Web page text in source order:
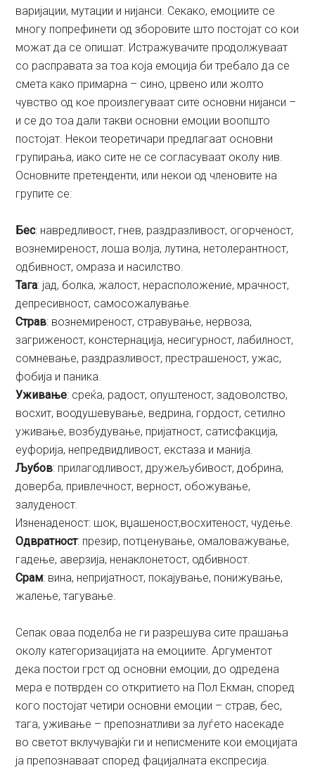
варијации, мутации и ниjанси. Секако, емоциите се
многу попрефинети од зборовите што постојат со кои
можат да се опишат. Истражувачите продолжуваат
со расправата за тоа која емоција би требало да се
смета како примарна – сино, црвено или жолто
чувство од кое произлегуваат сите основни нијанси –
и се до тоа дали такви основни емоции воопшто
постојат. Некои теоретичари предлагаат основни
групирања, иако сите не се согласуваат околу нив.
Основните претенденти, или некои од членовите на
групите се:
Бес: навредливост, гнев, раздразливост, огорченост,
вознемиреност, лоша волја, лутина, нетолерантност,
одбивност, омраза и насилство.
Тага: јад, болка, жалост, нерасположение, мрачност,
депресивност, самосожалување.
Страв: вознемиреност, стравување, нервоза,
загриженост, констернација, несигурност, лабилност,
сомневање, раздразливост, престрашеност, ужас,
фобија и паника.
Уживање: среќа, радост, опуштеност, задоволство,
восхит, воодушевување, ведрина, гордост, сетилно
уживање, возбудување, пријатност, сатисфакција,
еуфорија, непредвидливост, екстаза и манија.
Љубов: прилагодливост, дружељубивост, добрина,
доверба, привлечност, верност, обожување,
залуденост.
Изненаденост: шок, вџашеност,восхитеност, чудење.
Одвратност: презир, потценување, омаловажување,
гадење, аверзија, ненаклонетост, одбивност.
Срам: вина, непријатност, покајување, понижување,
жалење, тагување.
Сепак оваа поделба не ги разрешува сите прашања
околу категоризацијата на емоциите. Аргументот
дека постои грст од основни емоции, до одредена
мера е потврден со откритието на Пол Екман, според
кого постојат четири основни емоции – страв, бес,
тага, уживање – препознатливи за луѓето насекаде
во светот вклучувајќи ги и неписмените кои емоцијата
ја препознаваат според фацијалната експресија.